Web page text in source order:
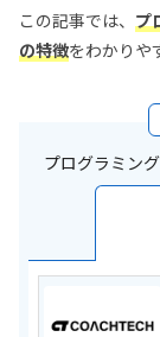
この記事では、 プ
の特徴をわかりや
プログラミン